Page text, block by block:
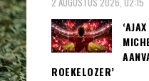
ROEKELOZER’